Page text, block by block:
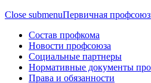
Close submenuПервичная
Состав профкома
Новости профсоюза
Социальные партнеры
Нормативные документы
Права и обязанности